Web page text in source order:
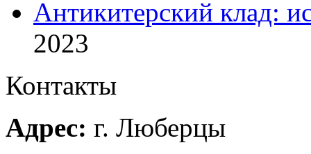
Антикитерский клад:
2023
Контакты
Адрес: г. Люберцы